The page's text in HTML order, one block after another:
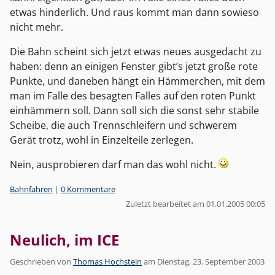
etwas hinderlich. Und raus kommt man dann sowieso
nicht mehr.
Die Bahn scheint sich jetzt etwas neues ausgedacht zu
haben: denn an einigen Fenster gibt’s jetzt große rote
Punkte, und daneben hängt ein Hämmerchen, mit dem
man im Falle des besagten Falles auf den roten Punkt
einhämmern soll. Dann soll sich die sonst sehr stabile
Scheibe, die auch Trennschleifern und schwerem
Gerät trotz, wohl in Einzelteile zerlegen.
Nein, ausprobieren darf man das wohl nicht.
Kategorien:
Bahnfahren | 0 Kommentare
Zuletzt bearbeitet am 01.01.2005 00:05
Neulich, im ICE
Geschrieben von Thomas Hochstein am Dienstag, 23. September 2003